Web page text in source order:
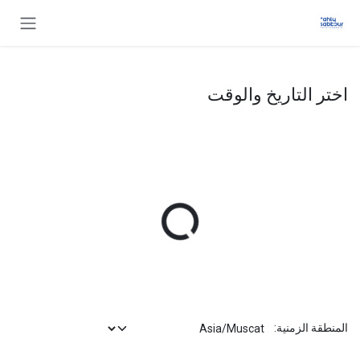
اختر التاريخ والوقت
المنطقة الزمنية: